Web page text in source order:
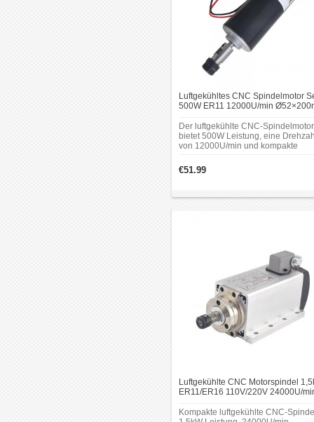
Luftgekühltes CNC Spindelmotor
500W ER11 12000U/min
Der luftgekühlte CNC-Spindelmotor
bietet 500W Leistung, eine
von 12000U/min und kompakte
nach Ausführung verfügt er über
ER11- oder ER16-
vorgesehen.
€51.99
Luftgekühlte CNC Motorspindel
ER11/ER16 110V/220V 24000U/
Kompakte luftgekühlte CNC-